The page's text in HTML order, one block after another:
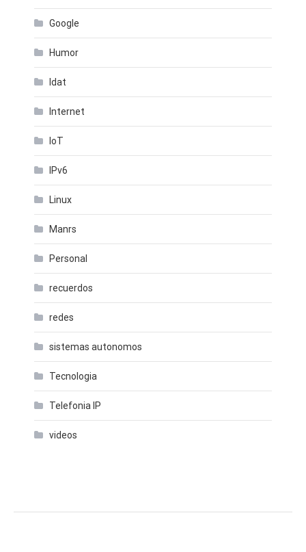
Google
Humor
Idat
Internet
IoT
IPv6
Linux
Manrs
Personal
recuerdos
redes
sistemas autonomos
Tecnologia
Telefonia IP
videos